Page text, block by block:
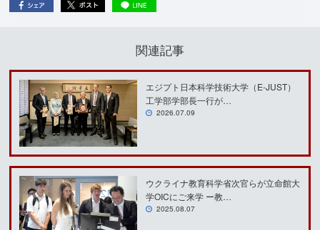
関連記事
エジプト日本科学技術大学（E-JUST）
工学部学部長一行が…
2026.07.09
ウクライナ教育科学省次官らが立命館大
学OICにご来学 ー教…
2025.08.07